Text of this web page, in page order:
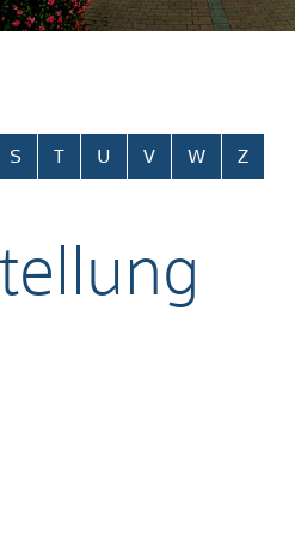
S T U V W Z